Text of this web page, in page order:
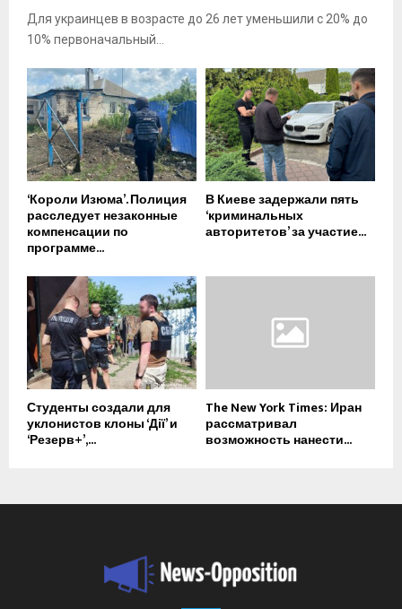
Для украинцев в возрасте до 26 лет уменьшили с 20% до
10% первоначальный...
‘Короли Изюма’. Полиция
расследует незаконные
компенсации по
программе...
В Киеве задержали пять
‘криминальных
авторитетов’ за участие...
Студенты создали для
уклонистов клоны ‘Дії’ и
‘Резерв+’,...
The New York Times: Иран
рассматривал
возможность нанести...